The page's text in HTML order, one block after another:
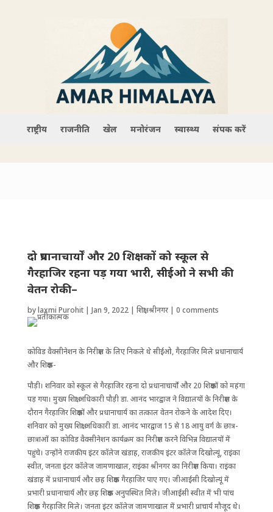
राष्ट्रीय राजनीति खेल मनोरंजन स्वास्थ्य संपर्क करें
दो प्रधानाचार्यों और 20 शिक्षकों को स्कूल से
गैरहाजिर रहना पड़ गया भारी, सीईओ ने सभी की
वेतन रोकी–
bylaxmi Purohit| Jan 9, 2022| शिक्षा,श्रीनगर| 0 comments
कोविड वैक्सीनेशन के निरीक्षण के लिए निकले थे सीईओ, गैरहाजिर मिले प्रधानाचार्य
और शिक्षक-
पौड़ी। शनिवार को स्कूल से गैरहाजिर रहना दो प्रधानाचार्यों और 20 शिक्षकों को महंगा
पड़ गया। मुख्य शिक्षा अधिकारी पौड़ी डा. आनंद भारद्वाज ने विद्यालयों के निरीक्षण के
दौरान गैरहाजिर शिक्षकों और प्रधानाचार्य का तत्काल वेतन रोकने के आदेश दिए।
शनिवार को मुख्य शिक्षा अधिकारी डा. आनंद भारद्वाज 15 से 18 आयु वर्ग के छात्र-
छात्राओं का कोविड वैक्सीनेशन कार्यक्रम का निरीक्षण करने विभिन्न विद्यालयों में
पहुंचे। उन्होंने राजकीय इंटर कॉलेज खंडाह, राजकीय इंटर कॉलेज दिखोल्यूं, राइंका
स्वीत, जनता इंटर कॉलेज जामणाखाल, राइंका श्रीनगर का निरीक्षण किया। राइंका
खंडाह में प्रधानाचार्य और छह शिक्षक गैरहाजिर पाए गए। जीआईसी दिखोल्यूं में
प्रभारी प्रधानाचार्य और छह शिक्षक अनुपस्थित मिले। जीआईसी स्वीत में भी पांच
शिक्षक गैरहाजिर मिले। जनता इंटर कॉलेज जामणाखाल में प्रभारी प्राचार्य मौजूद थे।